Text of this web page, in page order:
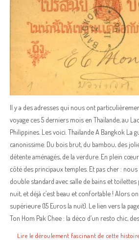
Il y a des adresses qui nous ont
voyage ces 5 derniers mois en Thaïlande, au
Philippines. Les voici. Thaïlande A Bangkok La
canonissime. Du bois brut, du bambou, des
détente aménagés, de la verdure. En plein
côté des principaux temples. Et pas cher :
double standard avec salle de bains et toilettes
nuit, et déjà c’est beau et confortable ! Alors
supérieure (15 Euros la nuit). Le lien vers la
Ton Hom Pak Chee : la déco d’un resto chic, des…
Lire le déroulement fascinant de cette